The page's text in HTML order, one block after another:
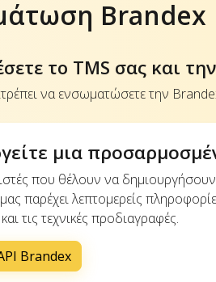
Brandex
το TMS σας και
να ενσωματώσετε την
μια
που θέλουν να
παρέχει λεπτομερείς
τις τεχνικές προδιαγραφές.
Brandex